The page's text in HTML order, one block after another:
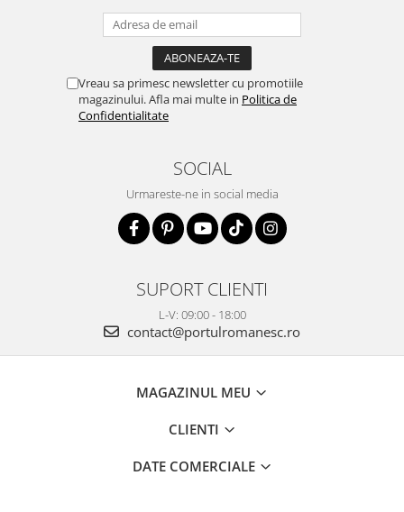
Vreau sa primesc newsletter cu promotiile
magazinului. Afla mai multe in Politica de
Confidentialitate
SOCIAL
Urmareste-ne in social media
SUPORT CLIENTI
L-V: 09:00 - 18:00
contact@portulromanesc.ro
MAGAZINUL MEU
CLIENTI
DATE COMERCIALE